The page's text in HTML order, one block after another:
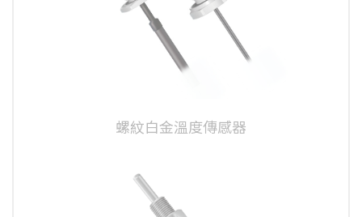
螺紋白金溫度傳感器